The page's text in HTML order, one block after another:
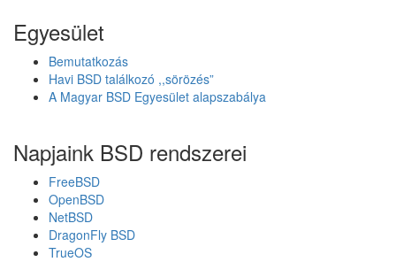
z
ó
k
,
a
d
á
s
o
k
Egyesület
Bemutatkozás
Havi BSD találkozó ,,sörözés”
A Magyar BSD Egyesület alapszabálya
Napjaink BSD rendszerei
FreeBSD
OpenBSD
NetBSD
DragonFly BSD
TrueOS